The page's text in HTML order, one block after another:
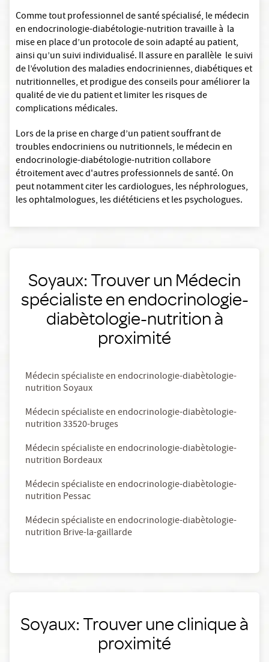
Comme tout professionnel de santé spécialisé, le médecin
en endocrinologie-diabétologie-nutrition travaille à la
mise en place d’un protocole de soin adapté au patient,
ainsi qu’un suivi individualisé. Il assure en parallèle le suivi
de l’évolution des maladies endocriniennes, diabétiques et
nutritionnelles, et prodigue des conseils pour améliorer la
qualité de vie du patient et limiter les risques de
complications médicales.
Lors de la prise en charge d’un patient souffrant de
troubles endocriniens ou nutritionnels, le médecin en
endocrinologie-diabétologie-nutrition collabore
étroitement avec d'autres professionnels de santé. On
peut notamment citer les cardiologues, les néphrologues,
les ophtalmologues, les diététiciens et les psychologues.
Soyaux: Trouver un Médecin
spécialiste en endocrinologie-
diabètologie-nutrition à
proximité
Médecin spécialiste en endocrinologie-diabètologie-
nutrition Soyaux
Médecin spécialiste en endocrinologie-diabètologie-
nutrition 33520-bruges
Médecin spécialiste en endocrinologie-diabètologie-
nutrition Bordeaux
Médecin spécialiste en endocrinologie-diabètologie-
nutrition Pessac
Médecin spécialiste en endocrinologie-diabètologie-
nutrition Brive-la-gaillarde
Soyaux: Trouver une clinique à
proximité